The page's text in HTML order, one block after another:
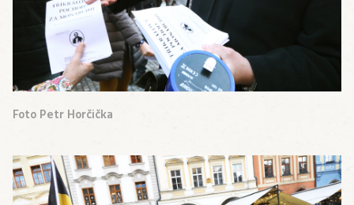
Foto Petr Horčička